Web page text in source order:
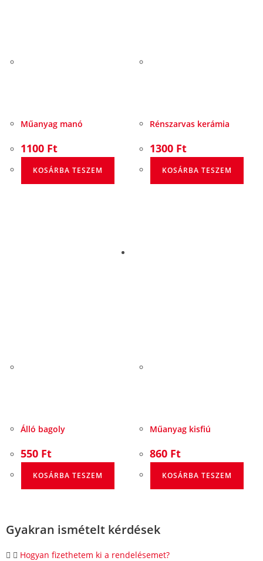
Műanyag manó
1100 Ft
KOSÁRBA TESZEM
Rénszarvas kerámia
1300 Ft
KOSÁRBA TESZEM
Álló bagoly
550 Ft
KOSÁRBA TESZEM
Műanyag kisfiú
860 Ft
KOSÁRBA TESZEM
Gyakran ismételt kérdések
Hogyan fizethetem ki a rendelésemet?